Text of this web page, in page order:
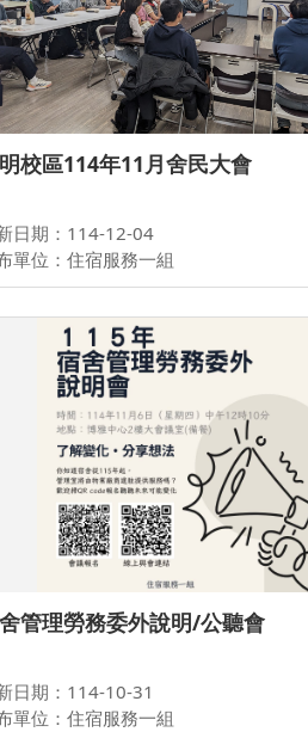
校區114年11月舍民大會
日期：114-12-04
單位：住宿服務一組
管理勞務委外說明/公聽會
日期：114-10-31
單位：住宿服務一組